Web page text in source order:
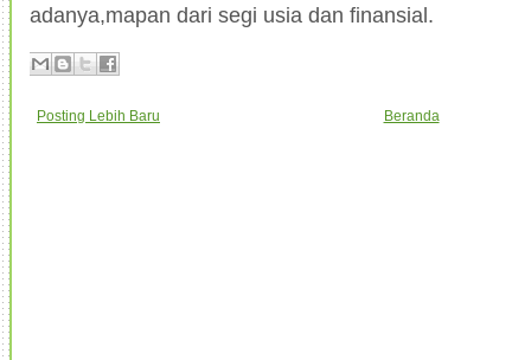
adanya,mapan dari segi usia dan finansial.
Posting Lebih Baru Beranda